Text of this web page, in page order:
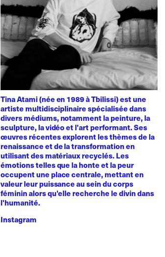
Tina Atami (née en 1989 à Tbilissi) est une
artiste multidisciplinaire spécialisée dans
divers médiums, notamment la peinture, la
sculpture, la vidéo et l'art performant. Ses
œuvres récentes explorent les thèmes de la
renaissance et de la transformation en
utilisant des matériaux recyclés. Les
émotions telles que la honte et la peur
occupent une place centrale, mettant en
valeur leur puissance au sein du corps
féminin alors qu'elle recherche le divin dans
l'humanité.
Instagram